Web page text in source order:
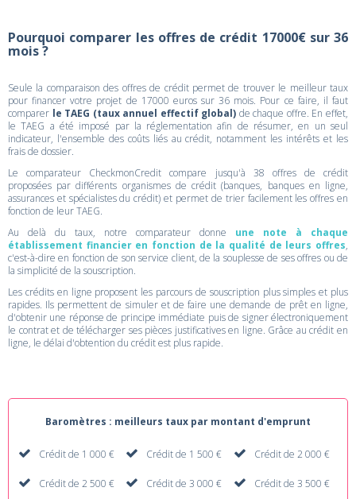
Pourquoi comparer les offres de crédit 17000€ sur 36
mois ?
Seule la comparaison des offres de crédit permet de trouver le meilleur taux
pour financer votre projet de 17000 euros sur 36 mois. Pour ce faire, il faut
comparer le TAEG (taux annuel effectif global) de chaque offre. En effet,
le TAEG a été imposé par la réglementation afin de résumer, en un seul
indicateur, l'ensemble des coûts liés au crédit, notamment les intérêts et les
frais de dossier.
Le comparateur CheckmonCredit compare jusqu'à 38 offres de crédit
proposées par différents organismes de crédit (banques, banques en ligne,
assurances et spécialistes du crédit) et permet de trier facilement les offres en
fonction de leur TAEG.
Au delà du taux, notre comparateur donne une note à chaque
établissement financier en fonction de la qualité de leurs offres,
c'est-à-dire en fonction de son service client, de la souplesse de ses offres ou de
la simplicité de la souscription.
Les crédits en ligne proposent les parcours de souscription plus simples et plus
rapides. Ils permettent de simuler et de faire une demande de prêt en ligne,
d'obtenir une réponse de principe immédiate puis de signer électroniquement
le contrat et de télécharger ses pièces justificatives en ligne. Grâce au crédit en
ligne, le délai d'obtention du crédit est plus rapide.
Baromètres : meilleurs taux par montant d'emprunt
Crédit de 1 000 € Crédit de 1 500 € Crédit de 2 000 €
Crédit de 2 500 € Crédit de 3 000 € Crédit de 3 500 €